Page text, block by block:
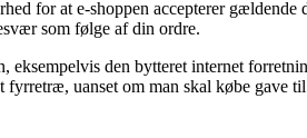
for at e-shoppen accepterer gældende
som følge af din ordre.
den bytteret internet
uanset om man skal købe gave